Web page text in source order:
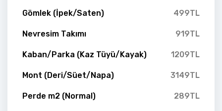
Gömlek (İpek/Saten) 499TL
Nevresim Takımı 919TL
Kaban/Parka (Kaz Tüyü/Kayak) 1209TL
Mont (Deri/Süet/Napa) 3149TL
Perde m2 (Normal) 289TL